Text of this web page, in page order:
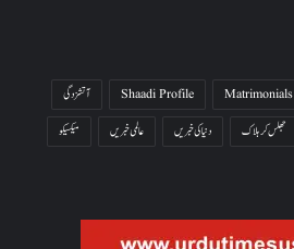
Matrimonials
Shaadi Profile
آتشزدگی
جھلس کر ہلاک دنیا کی خبریں عالمی خبریں
میکسیکو